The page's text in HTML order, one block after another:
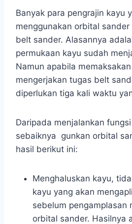
Banyak para pengrajin kayu
menggunakan orbital
belt sander. Alasannya
permukaan kayu sudah
Namun apabila
mengerjakan tugas belt
diperlukan tiga kali waktu
Daripada menjalankan
sebaiknya gunkan orbital
hasil berikut ini:
Menghaluskan kayu,
kayu yang akan
sebelum pengamplasan
orbital sander. Hasilnya